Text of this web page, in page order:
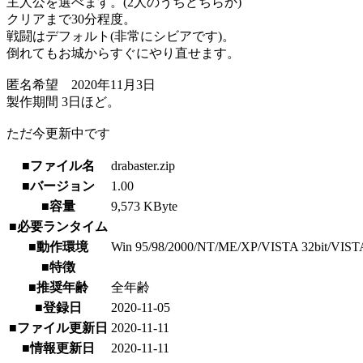
クリアまで30分程度。
戦闘はデフォルト(非常にシビアです)。
倒れてもお城からすぐにやり直せます。
匿名希望 2020年11月3日
製作期間 3日ほど。
ただ今更新中です
■ファイル名
drabaster.zip
■バージョン
1.00
■容量
9,573 KByte
■必要ランタイム
■動作環境
Win 95/98/2000/NT/ME/XP/VISTA 32bit/
■特徴
■推奨年齢
全年齢
■登録日
2020-11-05
■ファイル更新日 2020-11-11
■情報更新日
2020-11-11